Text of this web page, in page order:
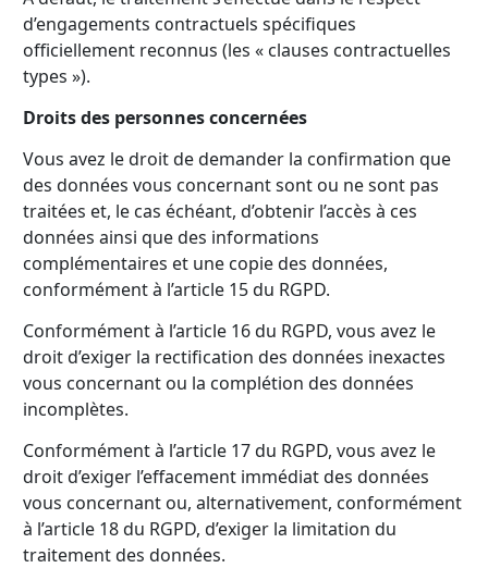
d’engagements contractuels spécifiques
officiellement reconnus (les « clauses contractuelles
types »).
Droits des personnes concernées
Vous avez le droit de demander la confirmation que
des données vous concernant sont ou ne sont pas
traitées et, le cas échéant, d’obtenir l’accès à ces
données ainsi que des informations
complémentaires et une copie des données,
conformément à l’article 15 du RGPD.
Conformément à l’article 16 du RGPD, vous avez le
droit d’exiger la rectification des données inexactes
vous concernant ou la complétion des données
incomplètes.
Conformément à l’article 17 du RGPD, vous avez le
droit d’exiger l’effacement immédiat des données
vous concernant ou, alternativement, conformément
à l’article 18 du RGPD, d’exiger la limitation du
traitement des données.